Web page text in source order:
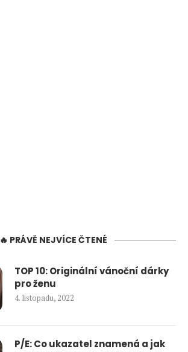
🔥 PRÁVĚ NEJVÍCE ČTENÉ
TOP 10: Originální vánoční dárky
pro ženu
4. listopadu, 2022
P/E: Co ukazatel znamená a jak